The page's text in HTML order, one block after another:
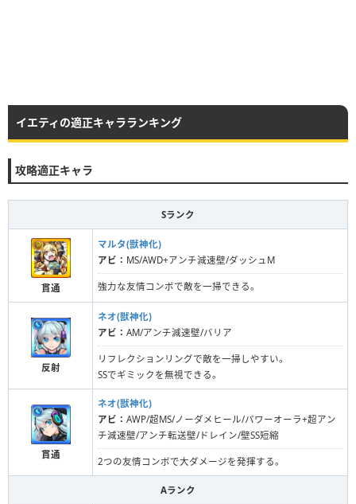
イエティの適正キャラランキング
攻略適正キャラ
Sランク
貫通
マルタ(獣神化)
アビ： MS/AWD+アンチ減速壁/ダッシュM
強力な友情コンボで敵を一掃できる。
反射
ネオ(獣神化)
アビ： AM/アンチ減速壁/バリア
リフレクションリングで敵を一掃しやすい。
SSでギミックを無視できる。
貫通
ネオ(獣神化)
アビ： AWP/超MS/ノーダメヒール/パワーオーラ+超アン
チ減速壁/アンチ転送壁/ドレイン/壁SS短縮
2つの友情コンボで大ダメージを発揮する。
Aランク